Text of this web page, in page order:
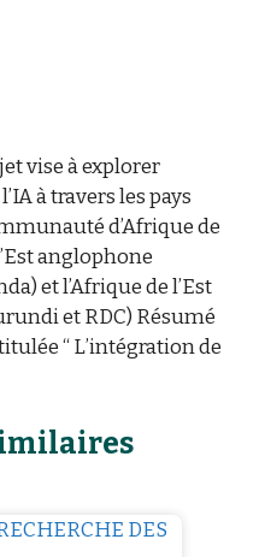
vise à explorer
à travers les pays
d’Afrique de
anglophone
et l’Afrique de l’Est
et RDC) Résumé
“ L’intégration de